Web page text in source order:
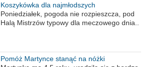
Koszykówka dla najmłodszych
Poniedziałek, pogoda nie rozpieszcza, pod
Halą Mistrzów typowy dla meczowego dnia..
Pomóż Martynce stanąć na nóżki